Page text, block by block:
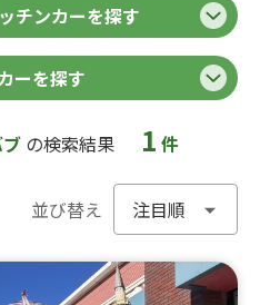
チンカーを探す
ーを探す
の検索結果 1 件
並び替え